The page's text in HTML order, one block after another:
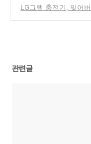
고 종류와 쉽고 빠른
LG그램 충전기, 잊어
관련글